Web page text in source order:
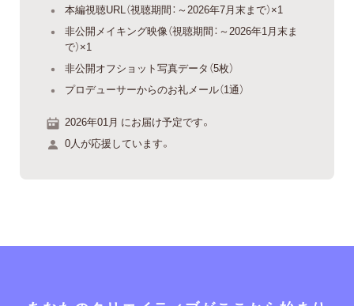
本編視聴URL（視聴期間：～2026年7月末まで）×1
非公開メイキング映像（視聴期間：～2026年1月末ま
で）×1
非公開オフショット写真データ（5枚）
プロデューサーからのお礼メール（1通）
2026年01月 にお届け予定です。
0人が応援しています。